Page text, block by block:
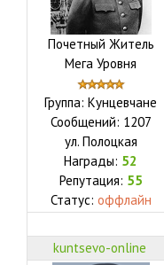
Почетный Житель
Мега Уровня
Группа: Кунцевчане
Сообщений: 1207
ул. Полоцкая
Награды: 52
Репутация: 55
Статус: оффлайн
kuntsevo-online